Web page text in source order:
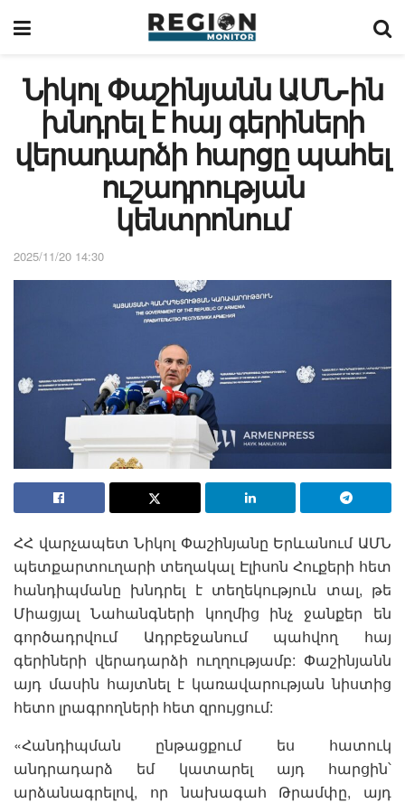
Նիկոլ Փաշինյանն ԱՄՆ-ին
խնդրել է հայ գերիների
վերադարձի հարցը պահել
ուշադրության
կենտրոնում
2025/11/20 14:30
ՀՀ վարչապետ Նիկոլ Փաշինյանը Երևանում ԱՄՆ
պետքարտուղարի տեղակալ Էլիսոն Հուքերի հետ
հանդիպմանը խնդրել է տեղեկություն տալ, թե
Միացյալ Նահանգների կողմից ինչ ջանքեր են
գործադրվում Ադրբեջանում պահվող հայ
գերիների վերադարձի ուղղությամբ: Փաշինյանն
այդ մասին հայտնել է կառավարության նիստից
հետո լրագրողների հետ զրույցում:
«Հանդիպման ընթացքում ես հատուկ
անդրադարձ եմ կատարել այդ հարցին՝
արձանագրելով, որ նախագահ Թրամփը, այդ